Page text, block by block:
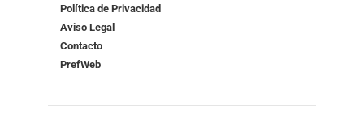
Política de Privacidad
Aviso Legal
Contacto
PrefWeb